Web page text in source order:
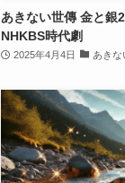
あきない世傳 金と銀
NHKBS時代劇
2025年4月4日 あきな